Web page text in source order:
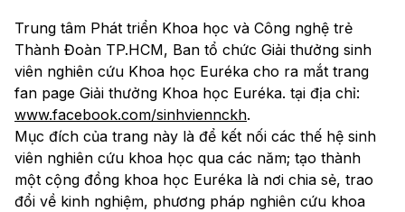
Trung tâm Phát triển Khoa học và Công nghệ trẻ
Thành Đoàn TP.HCM, Ban tổ chức Giải thưởng sinh
viên nghiên cứu Khoa học Euréka cho ra mắt trang
fan page Giải thưởng Khoa học Euréka. tại địa chỉ:
www.facebook.com/sinhviennckh.
Mục đích của trang này là để kết nối các thế hệ sinh
viên nghiên cứu khoa học qua các năm; tạo thành
một cộng đồng khoa học Euréka là nơi chia sẻ, trao
đổi về kinh nghiệm, phương pháp nghiên cứu khoa